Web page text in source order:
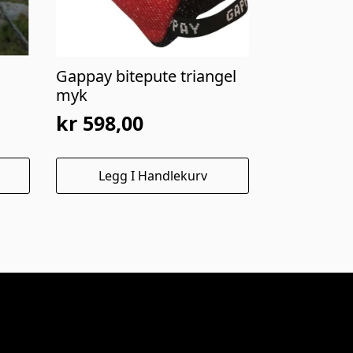
Gappay bitepute triangel
myk
kr 598,00
Legg I Handlekurv